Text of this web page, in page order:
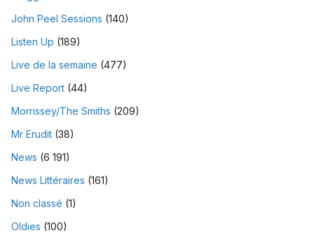
John Peel Sessions (140)
Listen Up (189)
Live de la semaine (477)
Live Report (44)
Morrissey/The Smiths (209)
Mr Erudit (38)
News (6 191)
News Littéraires (161)
Non classé (1)
Oldies (100)